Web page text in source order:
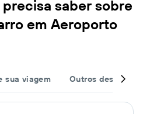
saber sobre
em Aeroporto
sua viagem Outros destinos